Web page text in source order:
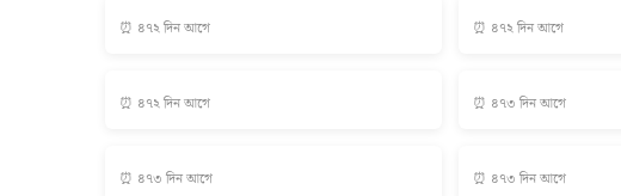
⏰ ৪৭২ দিন আগে ⏰ ৪৭২ দিন আগে
⏰ ৪৭২ দিন আগে ⏰ ৪৭৩ দিন আগে
⏰ ৪৭৩ দিন আগে ⏰ ৪৭৩ দিন আগে